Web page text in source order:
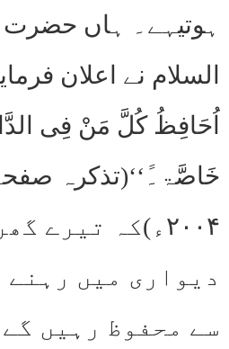
ہوتیہے۔ ہاں حضرت
السلام نے اعلان
اُحَافِظُ کُلَّ مَنْ فِی
۲۰۰۴ء)کہ تیرے
دیواری میں رہنے
سے محفوظ رہیں